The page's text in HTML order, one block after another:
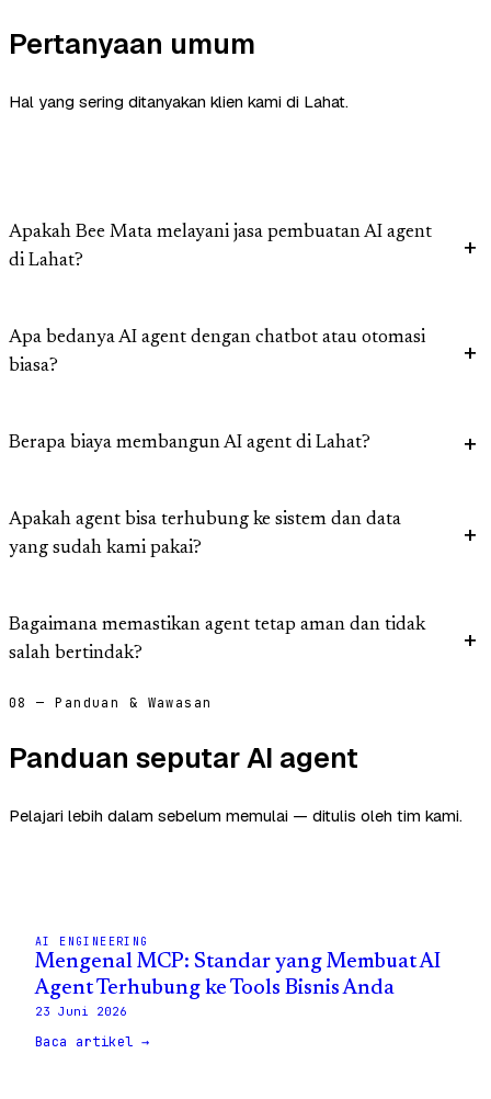
Pertanyaan umum
Hal yang sering ditanyakan klien kami di Lahat.
Apakah Bee Mata melayani jasa pembuatan AI agent
di Lahat?
Apa bedanya AI agent dengan chatbot atau otomasi
biasa?
Berapa biaya membangun AI agent di Lahat?
Apakah agent bisa terhubung ke sistem dan data
yang sudah kami pakai?
Bagaimana memastikan agent tetap aman dan tidak
salah bertindak?
08 — Panduan & Wawasan
Panduan seputar AI agent
Pelajari lebih dalam sebelum memulai — ditulis oleh tim kami.
AI ENGINEERING
Mengenal MCP: Standar yang Membuat AI
Agent Terhubung ke Tools Bisnis Anda
23 Juni 2026
Baca artikel →